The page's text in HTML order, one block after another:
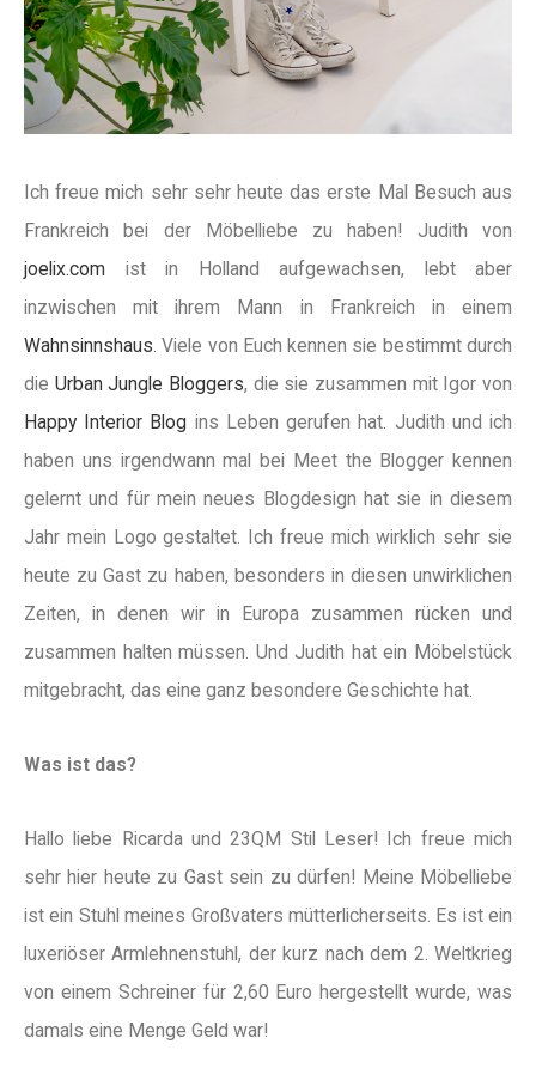
Ich freue mich sehr sehr heute das erste Mal Besuch aus
Frankreich bei der Möbelliebe zu haben! Judith von
joelix.com ist in Holland aufgewachsen, lebt aber
inzwischen mit ihrem Mann in Frankreich in einem
Wahnsinnshaus . Viele von Euch kennen sie bestimmt durch
die Urban Jungle Bloggers, die sie zusammen mit Igor von
Happy Interior Blog ins Leben gerufen hat. Judith und ich
haben uns irgendwann mal bei Meet the Blogger kennen
gelernt und für mein neues Blogdesign hat sie in diesem
Jahr mein Logo gestaltet. Ich freue mich wirklich sehr sie
heute zu Gast zu haben, besonders in diesen unwirklichen
Zeiten, in denen wir in Europa zusammen rücken und
zusammen halten müssen. Und Judith hat ein Möbelstück
mitgebracht, das eine ganz besondere Geschichte hat.
Was ist das?
Hallo liebe Ricarda und 23QM Stil Leser! Ich freue mich
sehr hier heute zu Gast sein zu dürfen! Meine Möbelliebe
ist ein Stuhl meines Großvaters mütterlicherseits. Es ist ein
luxeriöser Armlehnenstuhl, der kurz nach dem 2. Weltkrieg
von einem Schreiner für 2,60 Euro hergestellt wurde, was
damals eine Menge Geld war!